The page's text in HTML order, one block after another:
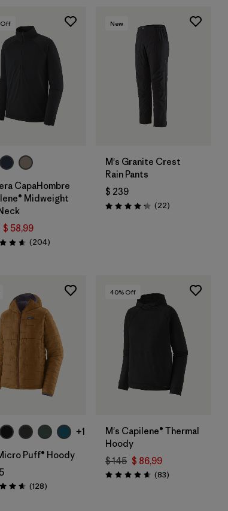
Off
CapaHombre
Midweight
$ 58,99
4.6 / 5
(204Comentarios
)
New
M's Granite Crest
Rain Pants
$ 239
Valoración: 4.3 / 5
(22Comentarios
)
+1
Puff® Hoody
4.6 / 5
(128Comentarios
)
40% Off
M's Capilene® Thermal
Hoody
$ 145 $ 86,99
Valoración: 4.7 / 5
(83Comentarios
)